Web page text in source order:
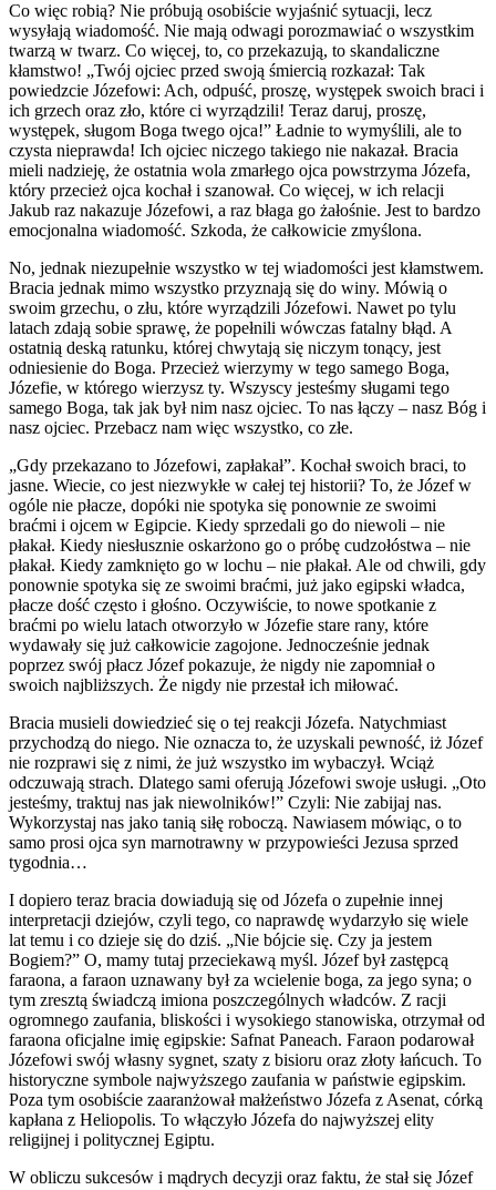
Co więc robią? Nie próbują osobiście wyjaśnić sytuacji, lecz
wysyłają wiadomość. Nie mają odwagi porozmawiać o wszystkim
twarzą w twarz. Co więcej, to, co przekazują, to skandaliczne
kłamstwo! „Twój ojciec przed swoją śmiercią rozkazał: Tak
powiedzcie Józefowi: Ach, odpuść, proszę, występek swoich braci i
ich grzech oraz zło, które ci wyrządzili! Teraz daruj, proszę,
występek, sługom Boga twego ojca!” Ładnie to wymyślili, ale to
czysta nieprawda! Ich ojciec niczego takiego nie nakazał. Bracia
mieli nadzieję, że ostatnia wola zmarłego ojca powstrzyma Józefa,
który przecież ojca kochał i szanował. Co więcej, w ich relacji
Jakub raz nakazuje Józefowi, a raz błaga go żałośnie. Jest to bardzo
emocjonalna wiadomość. Szkoda, że całkowicie zmyślona.
No, jednak niezupełnie wszystko w tej wiadomości jest kłamstwem.
Bracia jednak mimo wszystko przyznają się do winy. Mówią o
swoim grzechu, o złu, które wyrządzili Józefowi. Nawet po tylu
latach zdają sobie sprawę, że popełnili wówczas fatalny błąd. A
ostatnią deską ratunku, której chwytają się niczym tonący, jest
odniesienie do Boga. Przecież wierzymy w tego samego Boga,
Józefie, w którego wierzysz ty. Wszyscy jesteśmy sługami tego
samego Boga, tak jak był nim nasz ojciec. To nas łączy – nasz Bóg i
nasz ojciec. Przebacz nam więc wszystko, co złe.
„Gdy przekazano to Józefowi, zapłakał”. Kochał swoich braci, to
jasne. Wiecie, co jest niezwykłe w całej tej historii? To, że Józef w
ogóle nie płacze, dopóki nie spotyka się ponownie ze swoimi
braćmi i ojcem w Egipcie. Kiedy sprzedali go do niewoli – nie
płakał. Kiedy niesłusznie oskarżono go o próbę cudzołóstwa – nie
płakał. Kiedy zamknięto go w lochu – nie płakał. Ale od chwili, gdy
ponownie spotyka się ze swoimi braćmi, już jako egipski władca,
płacze dość często i głośno. Oczywiście, to nowe spotkanie z
braćmi po wielu latach otworzyło w Józefie stare rany, które
wydawały się już całkowicie zagojone. Jednocześnie jednak
poprzez swój płacz Józef pokazuje, że nigdy nie zapomniał o
swoich najbliższych. Że nigdy nie przestał ich miłować.
Bracia musieli dowiedzieć się o tej reakcji Józefa. Natychmiast
przychodzą do niego. Nie oznacza to, że uzyskali pewność, iż Józef
nie rozprawi się z nimi, że już wszystko im wybaczył. Wciąż
odczuwają strach. Dlatego sami oferują Józefowi swoje usługi. „Oto
jesteśmy, traktuj nas jak niewolników!” Czyli: Nie zabijaj nas.
Wykorzystaj nas jako tanią siłę roboczą. Nawiasem mówiąc, o to
samo prosi ojca syn marnotrawny w przypowieści Jezusa sprzed
tygodnia…
I dopiero teraz bracia dowiadują się od Józefa o zupełnie innej
interpretacji dziejów, czyli tego, co naprawdę wydarzyło się wiele
lat temu i co dzieje się do dziś. „Nie bójcie się. Czy ja jestem
Bogiem?” O, mamy tutaj przeciekawą myśl. Józef był zastępcą
faraona, a faraon uznawany był za wcielenie boga, za jego syna; o
tym zresztą świadczą imiona poszczególnych władców. Z racji
ogromnego zaufania, bliskości i wysokiego stanowiska, otrzymał od
faraona oficjalne imię egipskie: Safnat Paneach. Faraon podarował
Józefowi swój własny sygnet, szaty z bisioru oraz złoty łańcuch. To
historyczne symbole najwyższego zaufania w państwie egipskim.
Poza tym osobiście zaaranżował małżeństwo Józefa z Asenat, córką
kapłana z Heliopolis. To włączyło Józefa do najwyższej elity
religijnej i politycznej Egiptu.
W obliczu sukcesów i mądrych decyzji oraz faktu, że stał się Józef